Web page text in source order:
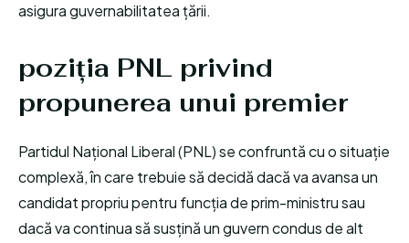
asigura guvernabilitatea țării.
poziția PNL privind
propunerea unui premier
Partidul Național Liberal (PNL) se confruntă cu o situație
complexă, în care trebuie să decidă dacă va avansa un
candidat propriu pentru funcția de prim-ministru sau
dacă va continua să susțină un guvern condus de alt